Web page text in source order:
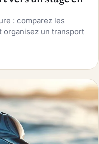
: comparez les
organisez un transport